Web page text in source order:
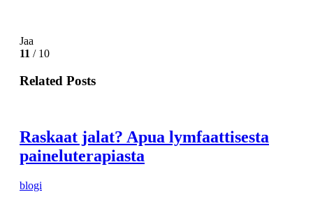
Jaa
11 / 10
Related Posts
Raskaat jalat? Apua lymfaattisesta
paineluterapiasta
blogi